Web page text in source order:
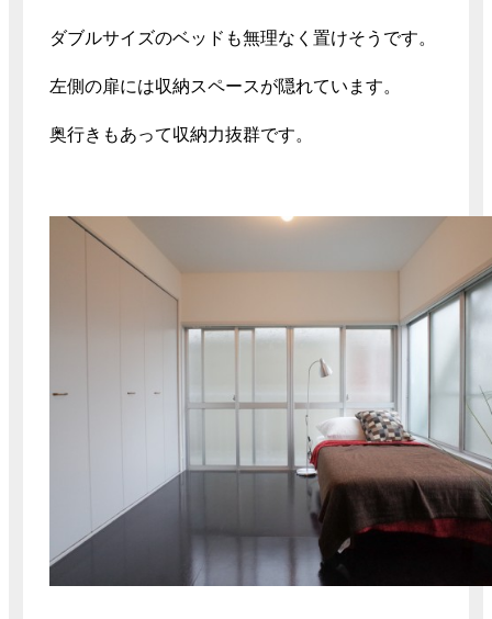
ダブルサイズのベッドも無理なく置けそうです。
左側の扉には収納スペースが隠れています。
奥行きもあって収納力抜群です。